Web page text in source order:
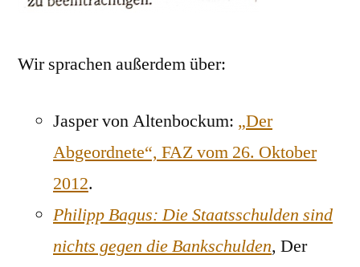
Wir sprachen außerdem über:
Jasper von Altenbockum: „Der
Abgeordnete“, FAZ vom 26. Oktober
2012.
Philipp Bagus: Die Staatsschulden sind
nichts gegen die Bankschulden, Der